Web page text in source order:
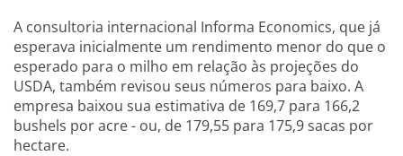
A consultoria internacional Informa Economics, que já
esperava inicialmente um rendimento menor do que o
esperado para o milho em relação às projeções do
USDA, também revisou seus números para baixo. A
empresa baixou sua estimativa de 169,7 para 166,2
bushels por acre - ou, de 179,55 para 175,9 sacas por
hectare.